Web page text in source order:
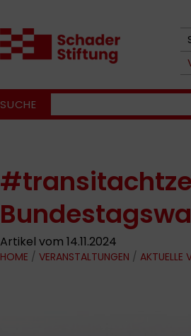
SUCHE
Artikel vom 14.11.2024
HOME / VERANSTALTUNGEN / AKTUELLE